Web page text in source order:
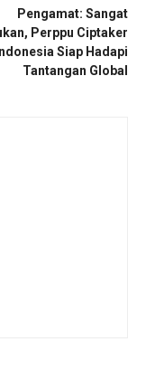
Pengamat: Sangat
Perppu Ciptaker
Siap Hadapi
Tantangan Global